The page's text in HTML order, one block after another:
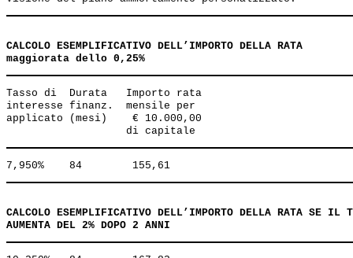
CALCOLO ESEMPLIFICATIVO DELL’IMPORTO DELLA RATA
maggiorata dello 0,25%
Tasso di  Durata   Importo rata
interesse finanz.  mensile per
applicato (mesi)    € 10.000,00
CALCOLO ESEMPLIFICATIVO DELL’IMPORTO DELLA RATA SE IL
AUMENTA DEL 2% DOPO 2 ANNI